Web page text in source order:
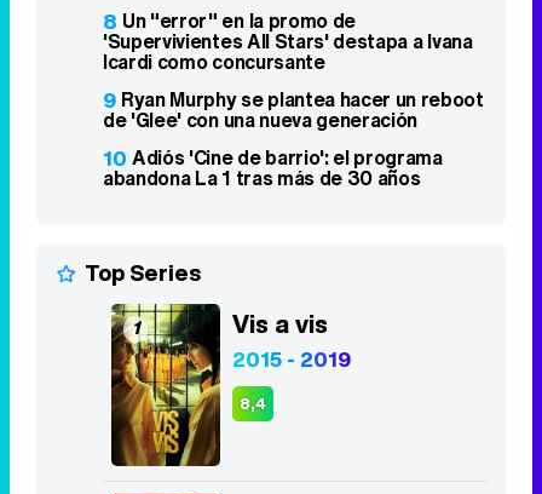
8 Un "error" en la promo de
'Supervivientes All Stars' destapa a Ivana
Icardi como concursante
9 Ryan Murphy se plantea hacer un reboot
de 'Glee' con una nueva generación
10 Adiós 'Cine de barrio': el programa
abandona La 1 tras más de 30 años
Top Series
1 Vis a vis
2015 - 2019
8,4